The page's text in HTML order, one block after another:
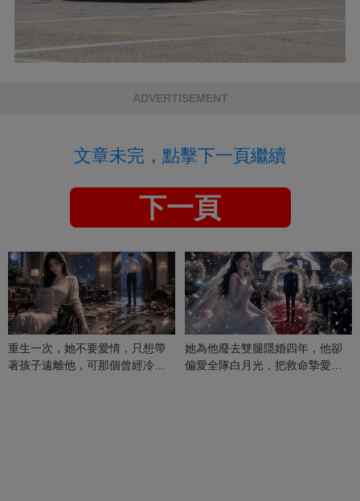
ADVERTISEMENT
文章未完，點擊下一頁繼續
下一頁
重生一次，她不要愛情，只想帶
著孩子遠離他，可那個曾經冷漠
她為他廢去雙腿隱婚四年，他卻
偏愛全隊白月光，把救命摯愛當